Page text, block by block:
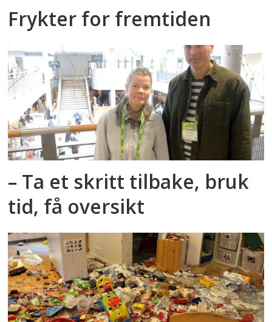
Frykter for fremtiden
– Ta et skritt tilbake, bruk
tid, få oversikt